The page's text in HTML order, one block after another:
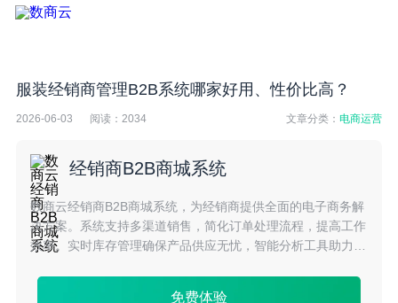
服装经销商管理B2B系统哪家好用、性价比高？
2026-06-03 阅读： 2034 文章分类：电商运营
经销商B2B商城系统
数商云经销商B2B商城系统，为经销商提供全面的电子商务解
决方案。系统支持多渠道销售，简化订单处理流程，提高工作
效率。实时库存管理确保产品供应无忧，智能分析工具助力市
市场，实现商业增长。
免费体验